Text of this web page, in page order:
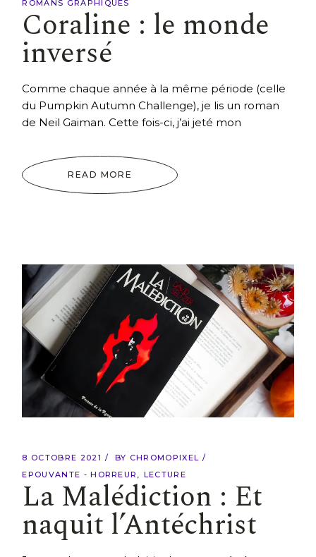
ROMANS GRAPHIQUES
Coraline : le monde
inversé
Comme chaque année à la même période (celle
du Pumpkin Autumn Challenge), je lis un roman
de Neil Gaiman. Cette fois-ci, j’ai jeté mon
READ MORE
8 OCTOBRE 2021 BY CHROMOPIXEL
EPOUVANTE - HORREUR
LECTURE
La Malédiction : Et
naquit l’Antéchrist